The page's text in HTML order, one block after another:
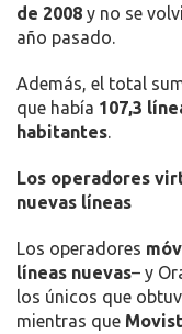
de 2008 y no se
año pasado.
Además, el total
que había 107,3
habitantes.
Los operadores
nuevas líneas
Los operadores
líneas nuevas– y
los únicos que
mientras que